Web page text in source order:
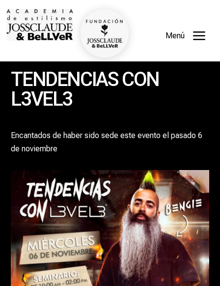
Menú a
TENDENCIAS CON
L3VEL3
Encantados de haber sido sede este evento el pasado 6
de noviembre